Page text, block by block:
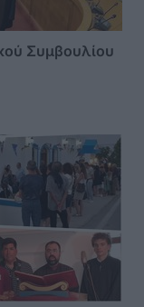
Συμβουλίου